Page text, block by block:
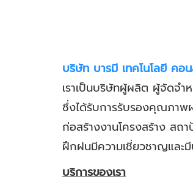
บริษัท บารมี เทคโนโลยี ค
เราเป็นบริษัทผู้ผลิต ผู้จัดจำ
ซึ่งได้รับการรับรองคุณภาพ
ก่อสร้างงานโครงสร้าง สถ
ฝึกฝนมีความเชี่ยวชาญและ
บริการของเรา